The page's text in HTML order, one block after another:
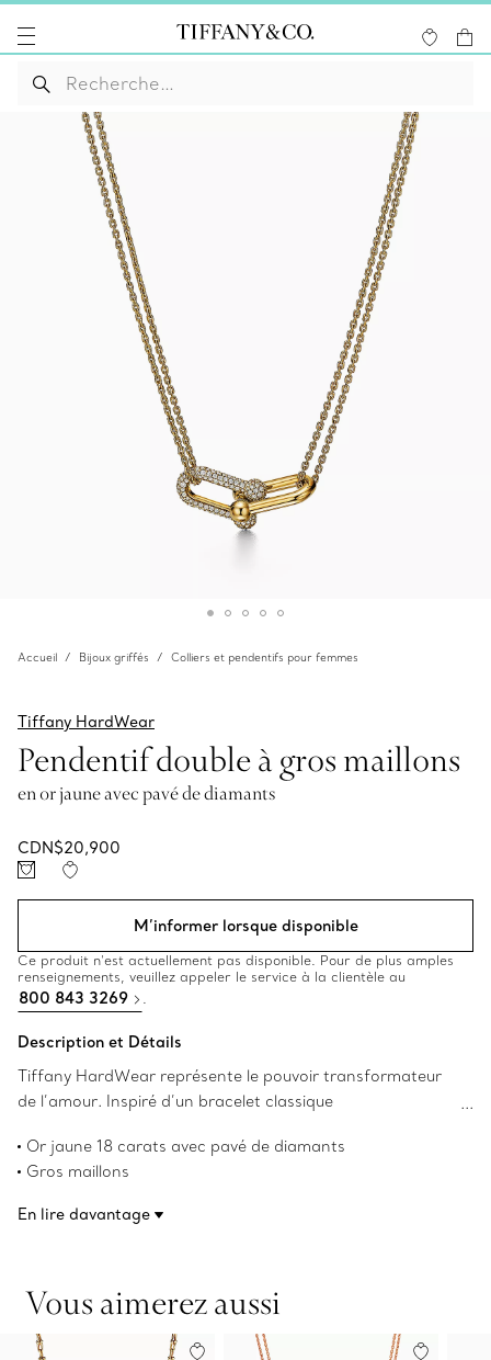
Accueil Bijoux griffés Colliers et pendentifs pour femmes
Tiffany HardWear
Pendentif double à gros maillons
en or jaune avec pavé de diamants
CDN$20,900
M’informer lorsque disponible
Ce produit n’est actuellement pas disponible. Pour de plus amples
renseignements, veuillez appeler le service à la clientèle au
800 843 3269 .
Description et Détails
Tiffany HardWear représente le pouvoir transformateur
de l’amour. Inspiré d’un bracelet classique
modèle HardWear symbolise la résilience et la liberté
d’esprit. Ce pendentif arbore des maillons emblématiques
18 carats très poli et un pavé de diamants. Portez cette
Or jaune 18 carats avec pavé de diamants
Gros maillons
Poids total en carats de 0,74
En lire davantage
Vous aimerez aussi